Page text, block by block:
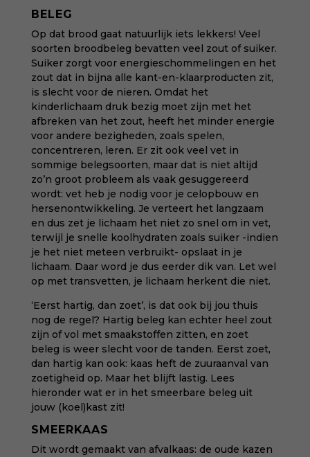
BELEG
Op dat brood gaat natuurlijk iets lekkers! Veel
soorten broodbeleg bevatten veel zout of suiker.
Suiker zorgt voor energieschommelingen en het
zout dat in bijna alle kant-en-klaarproducten zit,
is slecht voor de nieren. Omdat het
kinderlichaam druk bezig moet zijn met het
afbreken van het zout, heeft het minder energie
voor andere bezigheden, zoals spelen,
concentreren, leren. Er zit ook veel vet in
sommige belegsoorten, maar dat is niet altijd
zo’n groot probleem als vaak gesuggereerd
wordt: vet heb je nodig voor je celopbouw en
hersenontwikkeling. Je verteert het langzaam
en dus zet je lichaam het niet zo snel om in vet,
terwijl je snelle koolhydraten zoals suiker -indien
je het niet meteen verbruikt- opslaat in je
lichaam. Daar word je dus eerder dik van. Let wel
op met transvetten, je lichaam herkent die niet.
‘Eerst hartig, dan zoet’, is dat ook bij jou thuis
nog de regel? Hartig beleg kan echter heel zout
zijn of vol met smaakstoffen zitten, en zoet
beleg is weer slecht voor de tanden. Eerst zoet,
dan hartig kan ook: kaas heft de zuuraanval van
zoetigheid op. Maar het blijft lastig. Lees
hieronder wat er in het smeerbare beleg uit
jouw (koel)kast zit!
SMEERKAAS
Dit wordt gemaakt van afvalkaas: de oude kazen